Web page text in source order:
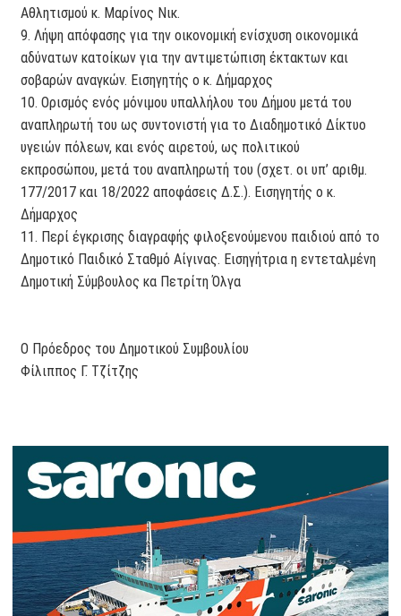
Αθλητισμού κ. Μαρίνος Νικ.
9. Λήψη απόφασης για την οικονομική ενίσχυση οικονομικά
αδύνατων κατοίκων για την αντιμετώπιση έκτακτων και
σοβαρών αναγκών. Εισηγητής ο κ. Δήμαρχος
10. Ορισμός ενός μόνιμου υπαλλήλου του Δήμου μετά του
αναπληρωτή του ως συντονιστή για το Διαδημοτικό Δίκτυο
υγειών πόλεων, και ενός αιρετού, ως πολιτικού
εκπροσώπου, μετά του αναπληρωτή του (σχετ. οι υπ’ αριθμ.
177/2017 και 18/2022 αποφάσεις Δ.Σ.). Εισηγητής ο κ.
Δήμαρχος
11. Περί έγκρισης διαγραφής φιλοξενούμενου παιδιού από το
Δημοτικό Παιδικό Σταθμό Αίγινας. Εισηγήτρια η εντεταλμένη
Δημοτική Σύμβουλος κα Πετρίτη Όλγα
Ο Πρόεδρος του Δημοτικού Συμβουλίου
Φίλιππος Γ. Τζίτζης